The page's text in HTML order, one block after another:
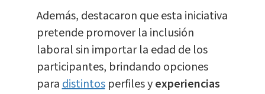
Además, destacaron que esta iniciativa
pretende promover la inclusión
laboral sin importar la edad de los
participantes, brindando opciones
paradistintos perfiles yexperiencias